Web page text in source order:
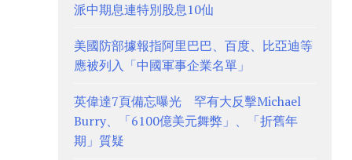
派中期息連特別股息10仙
美國防部據報指阿里巴巴、百度、比亞迪等
應被列入「中國軍事企業名單」
英偉達7頁備忘曝光 罕有大反擊Michael
Burry、「6100億美元舞弊」、「折舊年
期」質疑